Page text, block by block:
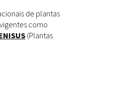
de plantas
como
(Plantas